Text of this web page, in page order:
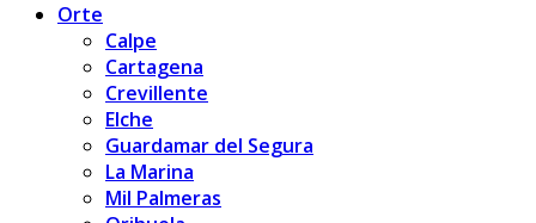
Orte
Calpe
Cartagena
Crevillente
Elche
Guardamar del Segura
La Marina
Mil Palmeras